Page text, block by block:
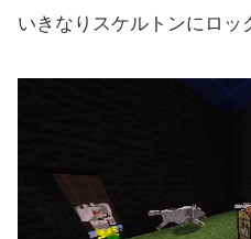
いきなりスケルトンにロッ